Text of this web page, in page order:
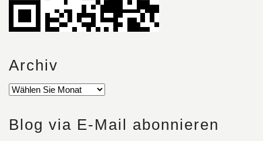
Archiv
Blog via E-Mail abonnieren